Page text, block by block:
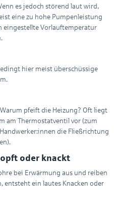
es jedoch störend laut wird,
eine zu hohe Pumpenleistung
eingestellte Vorlauftemperatur
hier meist überschüssige
pfeift die Heizung? Oft liegt
am Thermostatventil vor (zum
die Fließrichtung
oder knackt
bei Erwärmung aus und reiben
entsteht ein lautes Knacken oder